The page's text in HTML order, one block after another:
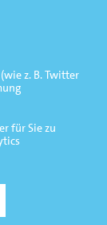
z. B. Twitter
für Sie zu